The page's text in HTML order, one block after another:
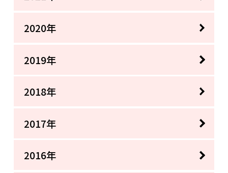
2020年
2019年
2018年
2017年
2016年